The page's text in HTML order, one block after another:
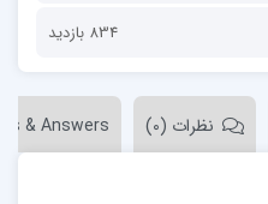
834 بازدید
نظرات (0) & Answers